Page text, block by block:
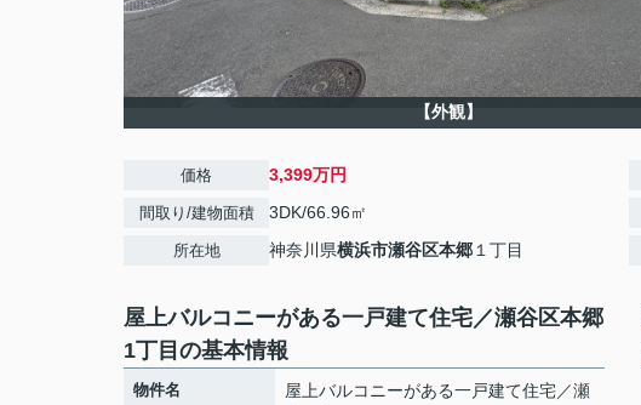
【外観】
価格 3,399万円
間取り/建物面積 3DK/66.96㎡
所在地 神奈川県横浜市瀬谷区本郷 １丁目
屋上バルコニーがある一戸建て住宅／瀬谷区本郷
1丁目の基本情報
物件名
屋上バルコニーがある一戸建て住宅／瀬